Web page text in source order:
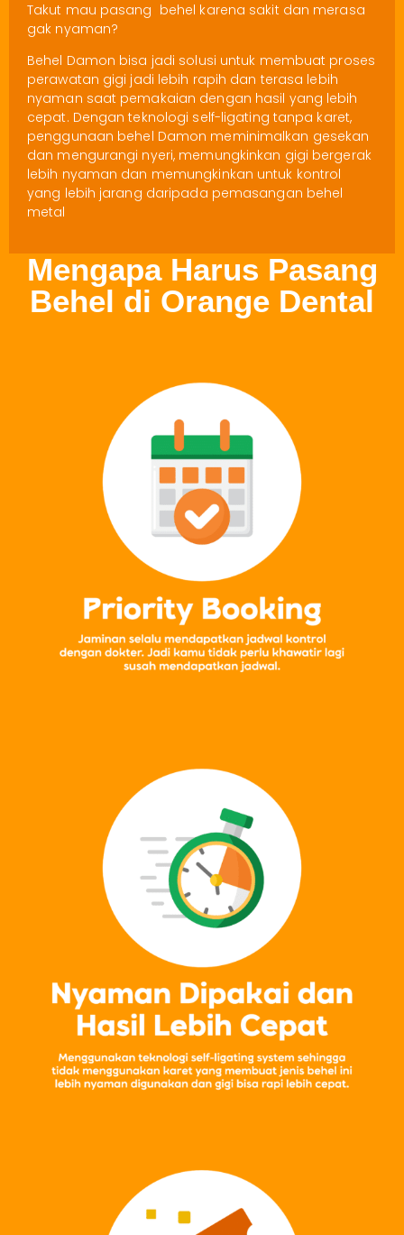
Takut mau pasang behel karena sakit dan merasa
gak nyaman?
Behel Damon bisa jadi solusi untuk membuat proses
perawatan gigi jadi lebih rapih dan terasa lebih
nyaman saat pemakaian dengan hasil yang lebih
cepat. Dengan teknologi self-ligating tanpa karet,
penggunaan behel Damon meminimalkan gesekan
dan mengurangi nyeri, memungkinkan gigi bergerak
lebih nyaman dan memungkinkan untuk kontrol
yang lebih jarang daripada pemasangan behel
metal
Mengapa Harus Pasang
Behel di Orange Dental